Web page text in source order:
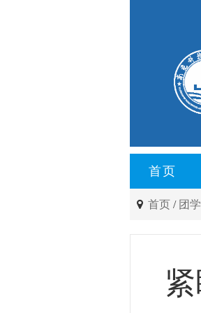
首页
首页 / 团